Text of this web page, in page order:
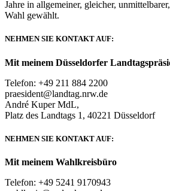
Jahre in allgemeiner, gleicher,
Wahl gewählt.
NEHMEN SIE KONTAKT AUF:
Mit meinem Düsseldorfer
Telefon: +49 211 884 2200
praesident@landtag.nrw.de
André Kuper MdL,
Platz des Landtags 1, 40221 Düsseldorf
NEHMEN SIE KONTAKT AUF:
Mit meinem Wahlkreisbüro
Telefon: +49 5241 9170943